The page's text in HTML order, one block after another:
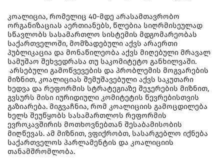
კოალიცია, რომელიც 40-მდე არასამთავრობო
ორგანიზაციას აერთიანებს, წლებია სიღრმისეულად
სწავლობს სასამართლო სისტემის მდგომარეობას
საქართველოში, მომზადებული აქვს არაერთი
პუბლიკაცია და მონაწილეობა აქვს მიღებული მრავალ
სამუშაო შეხვედრასა თუ საკომიტეტო განხილვაში.
არსებული გამოწვევების და პრობლემის მოგვარების
მიზნით, კოალიციას შემუშავებული აქვს საკუთარი
ხედვა და რეფორმის სტრატეგიაზე შეჯერების მიზნით,
გვსურს მისი იურიდიული კომიტეტის წევრებისთვის
გაზიარება. მიგვაჩნია, რომ კოალიციის გამოცდილება
ხელს შეუწყობს სასამართლოს რეფორმის
ევროკავშირის მოთხოვნებთან შესაბამისობის
მიღწევას. ამ მიზნით, ვფიქრობთ, სასარგებლო იქნება
საქართველოს პარლამენტის და კოალიციის
თანამშრომლობა.